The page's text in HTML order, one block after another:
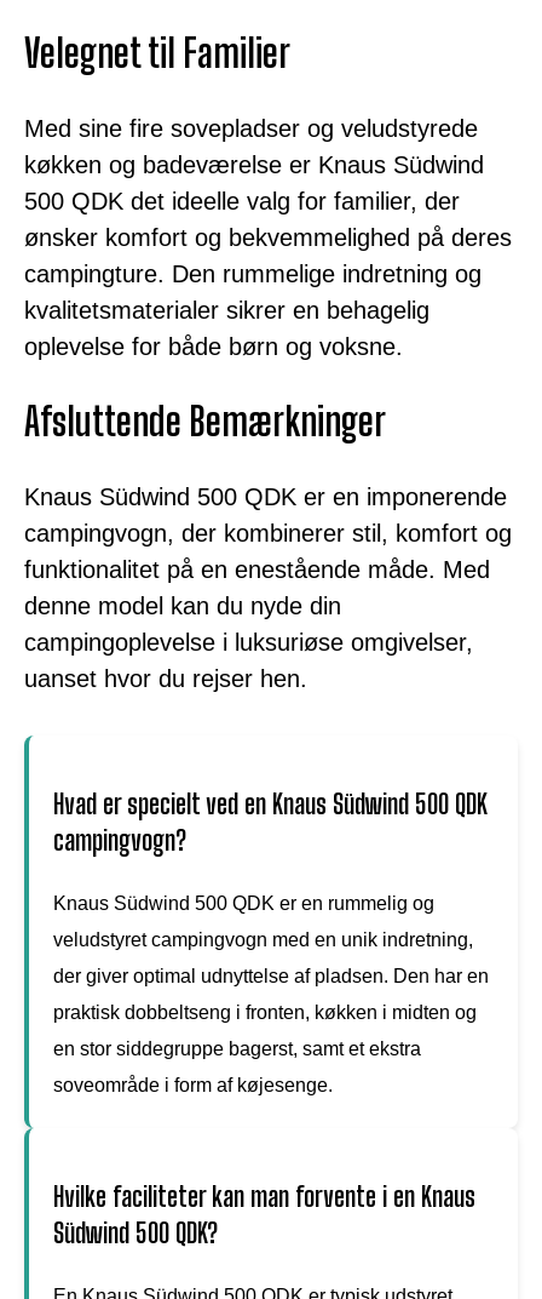
Velegnet til Familier
Med sine fire sovepladser og veludstyrede
køkken og badeværelse er Knaus Südwind
500 QDK det ideelle valg for familier, der
ønsker komfort og bekvemmelighed på deres
campingture. Den rummelige indretning og
kvalitetsmaterialer sikrer en behagelig
oplevelse for både børn og voksne.
Afsluttende Bemærkninger
Knaus Südwind 500 QDK er en imponerende
campingvogn, der kombinerer stil, komfort og
funktionalitet på en enestående måde. Med
denne model kan du nyde din
campingoplevelse i luksuriøse omgivelser,
uanset hvor du rejser hen.
Hvad er specielt ved en Knaus Südwind 500 QDK
campingvogn?
Knaus Südwind 500 QDK er en rummelig og
veludstyret campingvogn med en unik indretning,
der giver optimal udnyttelse af pladsen. Den har en
praktisk dobbeltseng i fronten, køkken i midten og
en stor siddegruppe bagerst, samt et ekstra
soveområde i form af køjesenge.
Hvilke faciliteter kan man forvente i en Knaus
Südwind 500 QDK?